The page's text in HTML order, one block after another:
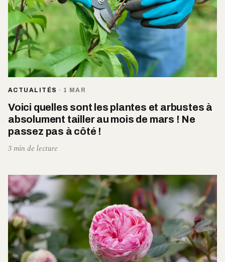
ACTUALITÉS · 1 MAR
Voici quelles sont les plantes et arbustes à
absolument tailler au mois de mars ! Ne
passez pas à côté !
3 min de lecture